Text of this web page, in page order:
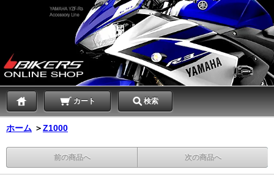
カート 検索
ホーム ＞Z1000
前の商品へ 次の商品へ